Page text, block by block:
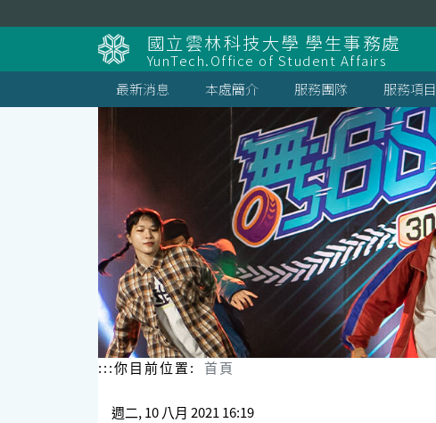
到
主
要
內
容
國立雲林科技大學 學生事務處
YunTech.Office of Student Affairs
最新消息
本處簡介 服務團隊 服務項目
:::你目前位置: 首頁
週二, 10 八月 2021 16:19